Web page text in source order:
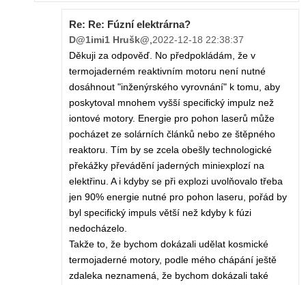
Re: Re: Fúzní elektrárna?
D@1imi1 Hrušk@ 2022-12-18 22:38:37
Děkuji za odpověď. No předpokládám, že v
termojaderném reaktivním motoru není nutné
dosáhnout "inženýrského vyrovnání" k tomu, aby
poskytoval mnohem vyšší specifický impulz než
iontové motory. Energie pro pohon laserů může
pocházet ze solárních článků nebo ze štěpného
reaktoru. Tím by se zcela obešly technologické
překážky převádění jaderných miniexplozí na
elektřinu. A i kdyby se při explozi uvolňovalo třeba
jen 90% energie nutné pro pohon laseru, pořád by
byl specifický impuls větší než kdyby k fúzi
nedocházelo.
Takže to, že bychom dokázali udělat kosmické
termojaderné motory, podle mého chápání ještě
zdaleka neznamená, že bychom dokázali také